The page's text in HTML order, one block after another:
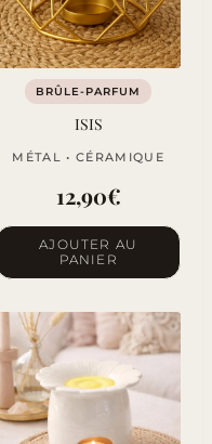
BRÛLE-PARFUM
ISIS
MÉTAL • CÉRAMIQUE
12,90€
AJOUTER AU
PANIER